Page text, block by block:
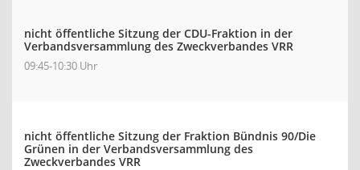
nicht öffentliche Sitzung der CDU-Fraktion in der
Verbandsversammlung des Zweckverbandes VRR
09:45-10:30 Uhr
nicht öffentliche Sitzung der Fraktion Bündnis 90/Die
Grünen in der Verbandsversammlung des
Zweckverbandes VRR